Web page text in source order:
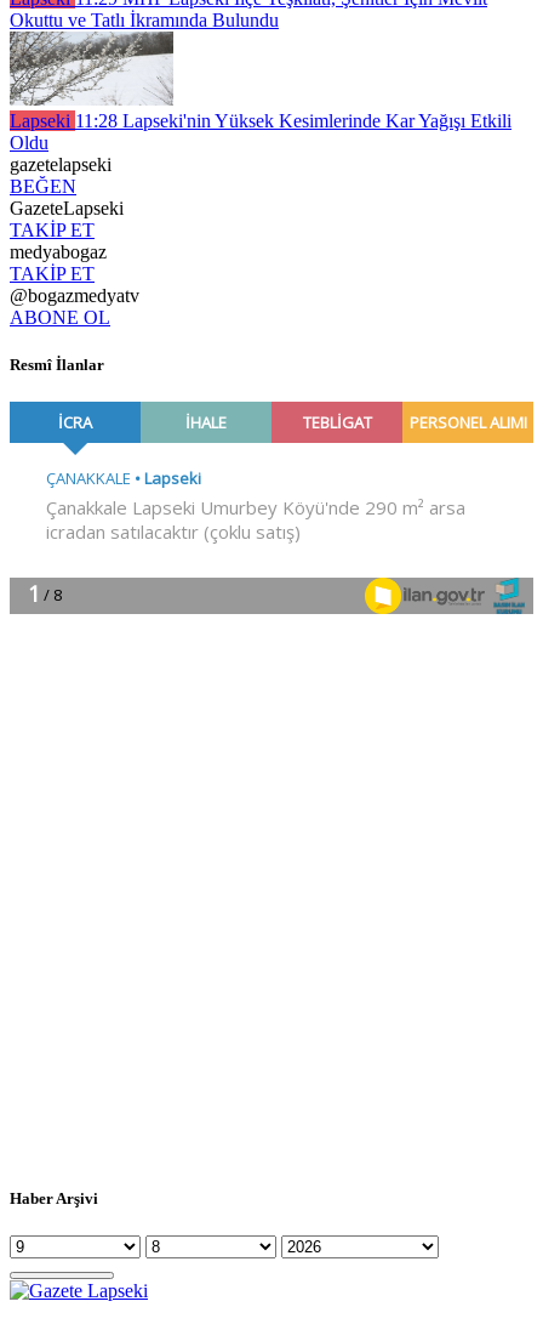
Okuttu ve Tatlı İkramında Bulundu
Lapseki 11:28 Lapseki'nin Yüksek Kesimlerinde Kar Yağışı Etkili
Oldu
gazetelapseki
BEĞEN
GazeteLapseki
TAKİP ET
medyabogaz
TAKİP ET
@bogazmedyatv
ABONE OL
Resmî İlanlar
Haber Arşivi